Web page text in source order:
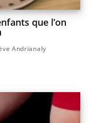
que l’on
Andrianaly